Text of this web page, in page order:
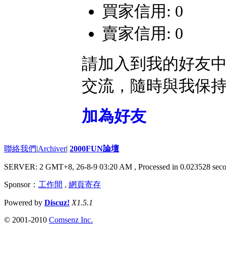
買家信用: 0
賣家信用: 0
請加入到我的好友
交流，隨時與我保
加為好友
聯絡我們|Archiver| 2000FUN論壇
SERVER: 2 GMT+8, 26-8-9 03:20 AM , Processed in 0.023528
Sponsor： 工作間 , 網頁寄存
Powered by Discuz! X1.5.1
© 2001-2010 Comsenz Inc.